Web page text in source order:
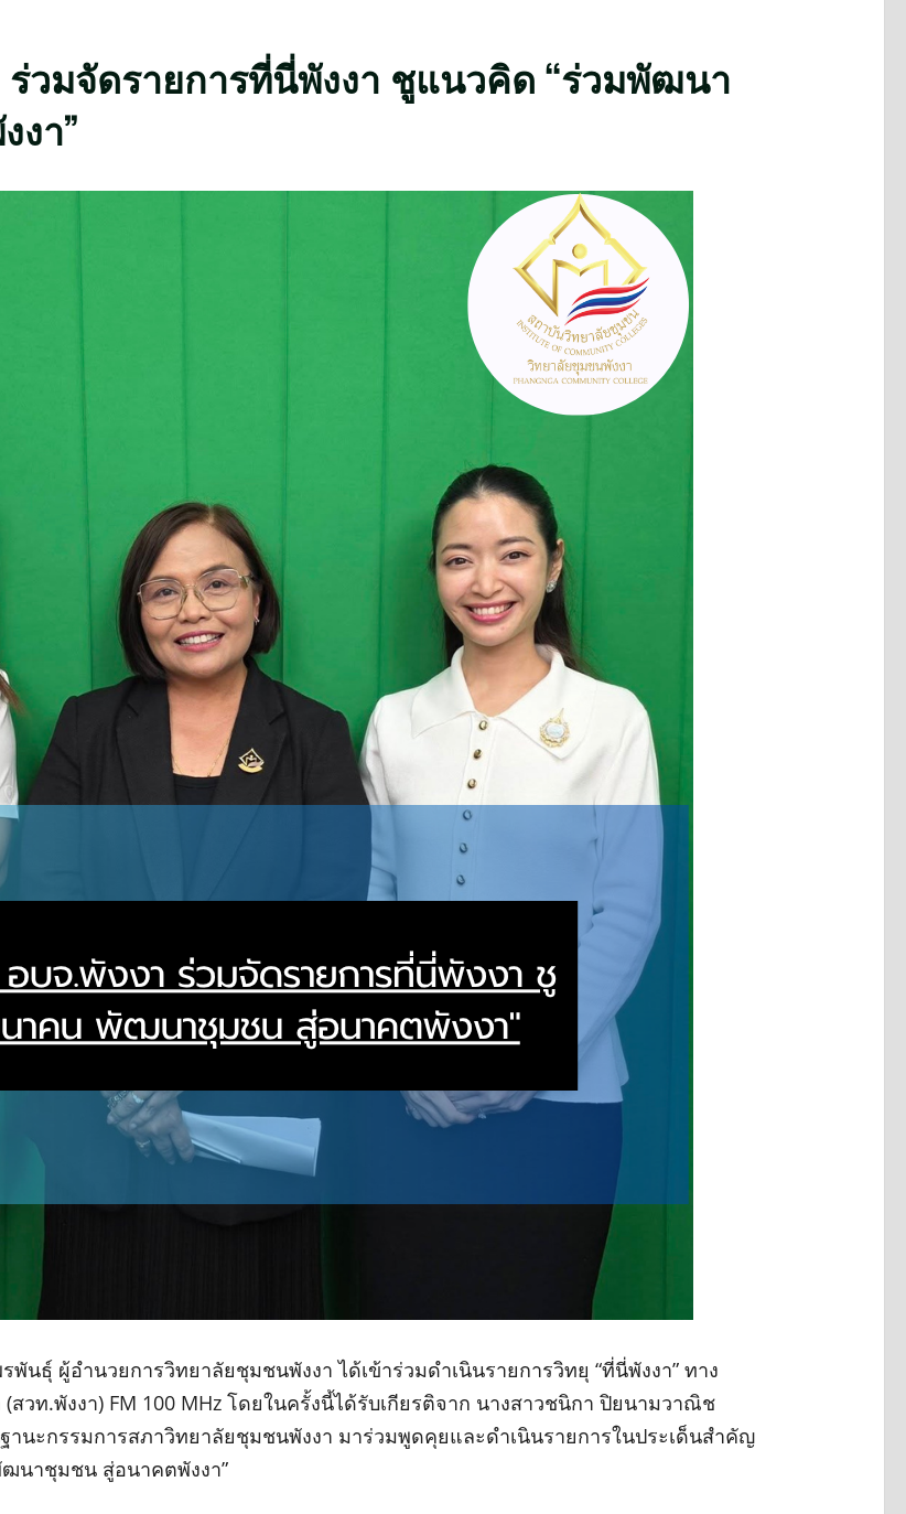
วมจัดรายการที่นี่พังงา ชูแนวคิด “ร่วมพัฒนา
า”
นธุ์ ผู้อํานวยการวิทยาลัยชุมชนพังงา ได้เข้าร่วมดำเนินรายการวิทยุ “ที่นี่พังงา” ทาง
สวท.พังงา) FM 100 MHz โดยในครั้งนี้ได้รับเกียรติจาก นางสาวชนิกา ปิยนามวาณิช
านะกรรมการสภาวิทยาลัยชุมชนพังงา มาร่วมพูดคุยและดำเนินรายการในประเด็นสำคัญ
นาชุมชน สู่อนาคตพังงา”